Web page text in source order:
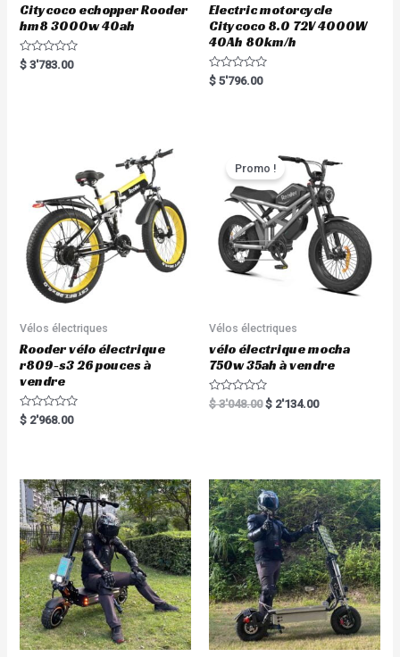
Citycoco echopper Rooder
hm8 3000w 40ah
R
a
$ 3'783.00
Electric motorcycle
Citycoco 8.0 72V 4000W
40Ah 80km/h
R
a
$ 5'796.00
Vélos électriques
Rooder vélo électrique
r809-s3 26 pouces à
vendre
R
a
o
u
t
o
f
5
$ 2'968.00
Promo !
Vélos électriques
vélo électrique mocha
750w 35ah à vendre
R
a
t
o
f
5
$3'048.00 $ 2'134.00